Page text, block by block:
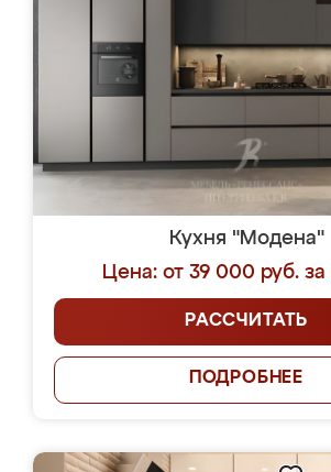
Кухня "Модена"
Цена: от 39 000 руб. за
РАССЧИТАТЬ
ПОДРОБНЕЕ